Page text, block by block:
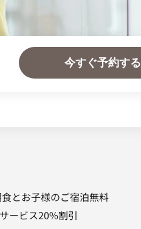
今すぐ予約する
とお子様のご宿泊無料
ービス20%割引